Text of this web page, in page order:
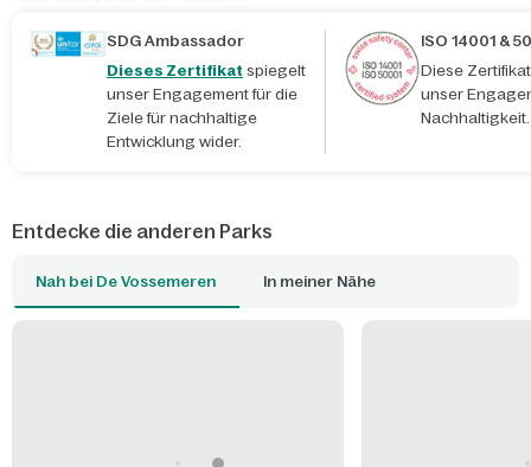
SDG Ambassador
Dieses Zertifikat spiegelt
unser Engagement für die
Ziele für nachhaltige
Entwicklung wider.
ISO 14001 &
Diese
unser
Nachhaltigkeit.
Entdecke die anderen Parks
Nah bei De Vossemeren In meiner Nähe